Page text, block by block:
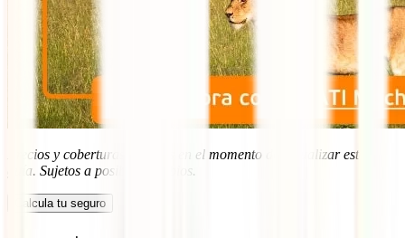
Precios y coberturas vigentes en el momento de actualizar esta
guía. Sujetos a posibles cambios.
Calcula tu seguro